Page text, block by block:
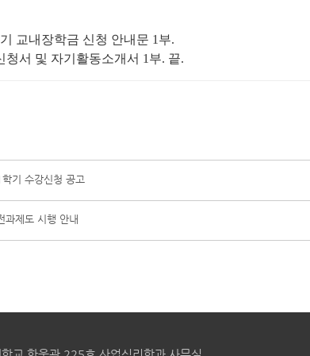
교내장학금 신청 안내문 1 부.
청서 및 자기활동소개서 1 부. 끝.
기 수강신청 공고
제도 시행 안내